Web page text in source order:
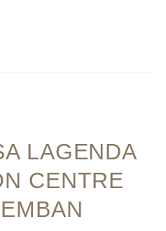
LAGENDA
CENTRE